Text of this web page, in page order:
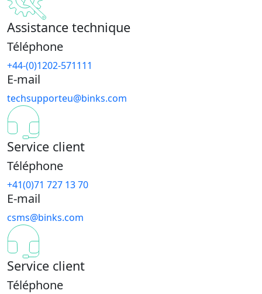
Assistance technique
Téléphone
+44-(0)1202-571111
E-mail
techsupporteu@binks.com
Service client
Téléphone
+41(0)71 727 13 70
E-mail
csms@binks.com
Service client
Téléphone